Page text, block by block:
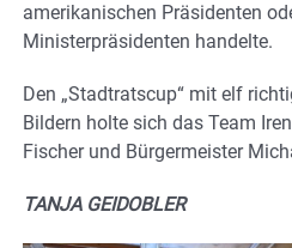
amerikanischen Präsidenten
Ministerpräsidenten handelte.
Den „Stadtratscup“ mit elf
Bildern holte sich das Team
Fischer und Bürgermeister
TANJA GEIDOBLER